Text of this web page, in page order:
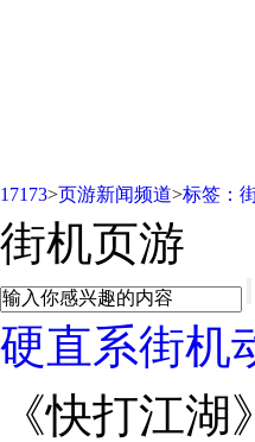
17173>页游新闻频道>标签：
街机页游
硬直系街机
《快打江